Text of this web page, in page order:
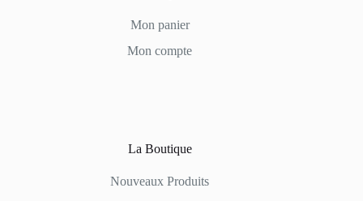
Mon panier
Mon compte
La Boutique
Nouveaux Produits